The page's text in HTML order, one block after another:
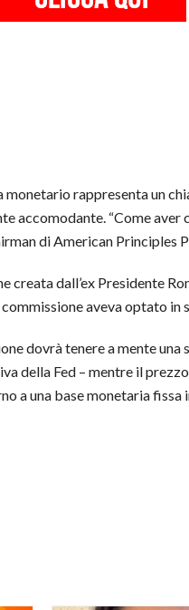
monetario rappresenta un
accomodante. “Come
di American
creata dall’ex Presidente
aveva optato in
dovrà tenere a mente
della Fed – mentre il
a una base monetaria